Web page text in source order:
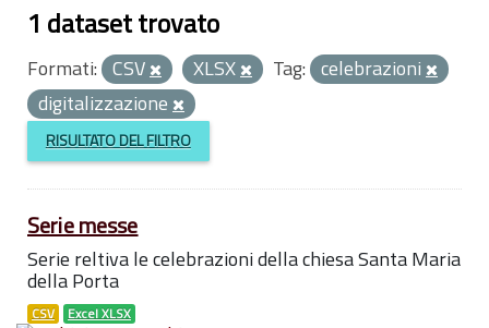
1 dataset trovato
Formati: CSV XLSX Tag: celebrazioni
digitalizzazione
RISULTATO DEL FILTRO
Serie messe
Serie reltiva le celebrazioni della chiesa Santa Maria
della Porta
CSV Excel XLSX